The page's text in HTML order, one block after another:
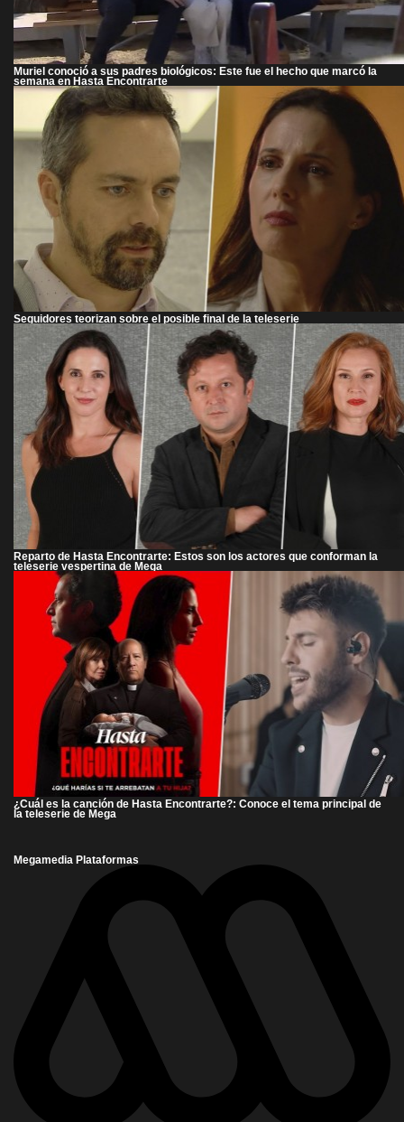
Muriel conoció a sus padres biológicos: Este fue el hecho que marcó la
semana en Hasta Encontrarte
Seguidores teorizan sobre el posible final de la teleserie
Reparto de Hasta Encontrarte: Estos son los actores que conforman la
teleserie vespertina de Mega
¿Cuál es la canción de Hasta Encontrarte?: Conoce el tema principal de
la teleserie de Mega
Megamedia Plataformas